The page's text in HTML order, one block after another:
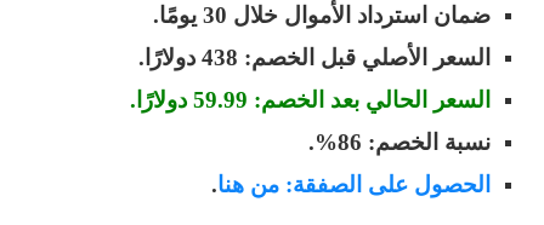
ضمان استرداد الأموال خلال 30 يومًا.
السعر الأصلي قبل الخصم: 438 دولارًا.
السعر الحالي بعد الخصم: 59.99 دولارًا.
نسبة الخصم: 86%.
الحصول على الصفقة: من هنا.